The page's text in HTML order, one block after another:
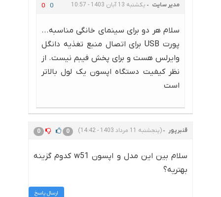
مدیر سایت یکشنبه 13 آبان 1403 - 10:57 0 0
سلام هر دو برای سینمای خانگی مناسبه...
پورت USB برای اتصال منبع تغذیه دانگل
وایرلس هست و برای پخش فیبم نیست. از
نظر کیفیت دستگاه اپسون یک لول بالاتر
است
قنبرپور (پنجشنبه 11 مرداد 1403 - 14:42) 0 0
سلام بین این مدل و اپسون w51 کدوم گزینه
بهتریه؟
ارسال پاسخ